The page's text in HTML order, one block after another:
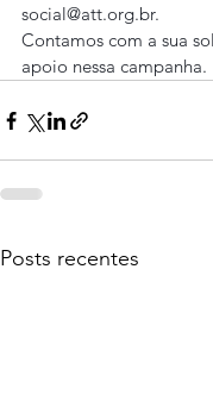
social@att.org.br.
Contamos com a sua
apoio nessa campanha.
Posts recentes